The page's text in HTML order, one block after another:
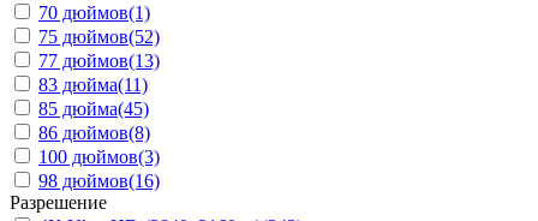
70 дюймов(1)
75 дюймов(52)
77 дюймов(13)
83 дюйма(11)
85 дюйма(45)
86 дюймов(8)
100 дюймов(3)
98 дюймов(16)
Разрешение